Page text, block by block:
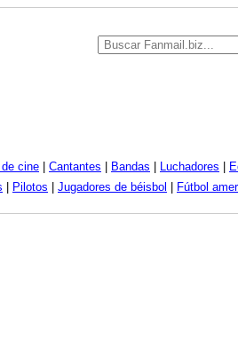
cine Cantantes Bandas Luchadores
Pilotos Jugadores de béisbol Fútbol